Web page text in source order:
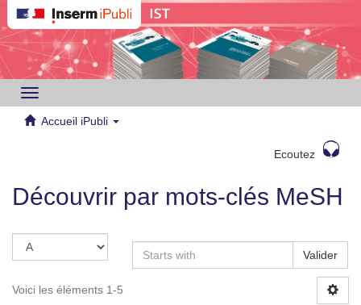
Toggle
navigation
Accueil iPubli
Ecoutez
Découvrir par mots-clés MeSH
Valider
Voici les éléments 1-5